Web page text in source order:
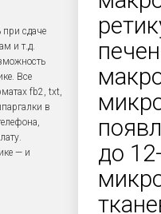
сдаче
и т.д.
Все
fb2, txt,
в
— и
до